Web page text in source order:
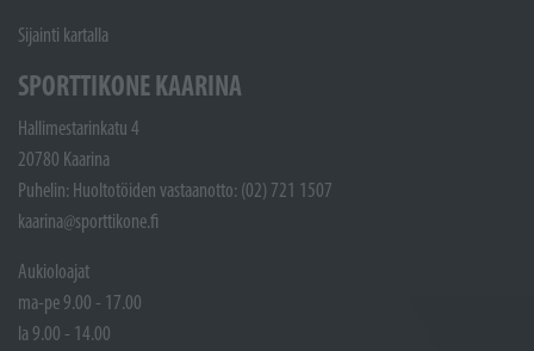
Sijainti kartalla
SPORTTIKONE KAARINA
Hallimestarinkatu 4
20780 Kaarina
Puhelin: Huoltotöiden vastaanotto: (02) 721 1507
kaarina@sporttikone.fi
Aukioloajat
ma-pe 9.00 - 17.00
la 9.00 - 14.00